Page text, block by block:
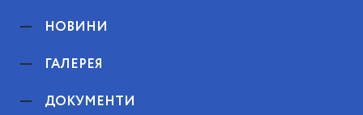
НОВИНИ
ГАЛЕРЕЯ
ДОКУМЕНТИ